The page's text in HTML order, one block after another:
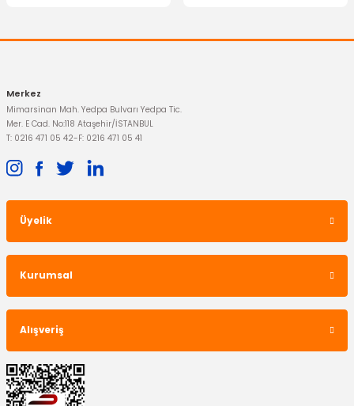
Merkez
Mimarsinan Mah. Yedpa Bulvarı Yedpa Tic.
Mer. E Cad. No:118 Ataşehir/İSTANBUL
T: 0216 471 05 42-F: 0216 471 05 41
Üyelik
Kurumsal
Alışveriş